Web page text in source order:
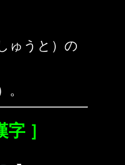
ゅうと）の
字 ］